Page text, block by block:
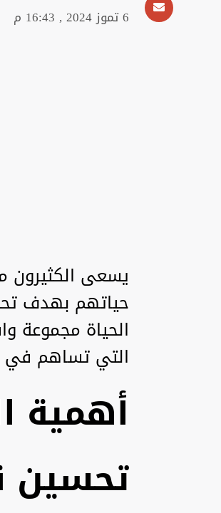
6 تموز 2024 , 16:43 م
يسعى الكثيرون
حياتهم بهدف
الحياة مجموعة
التي تساهم في
أهمية
تحسين